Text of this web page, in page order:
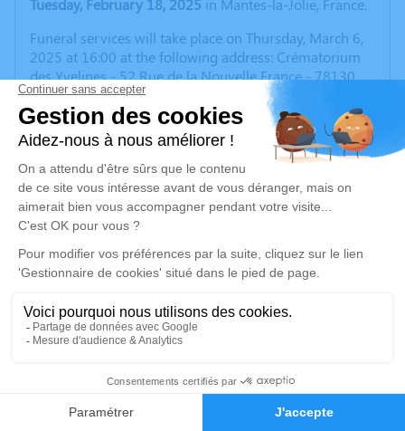
Faire-part Hommages
Tuesday, February 18, 2025 in Mantes-la-Jolie, France.
Funeral services will take place on Thursday, March 6,
2025 at 16:00 at the following address: Crématorium
des Yvelines - 52 Rue de la Nouvelle France - 78130
Les Mureaux, France.
This private space is intended to collect your
condolences or the memory of a past moment.
___________________________________________
Chère famille, chers amis,
C'est avec une grande tristesse que nous vous
annonçons le décèsd'Hans Naumann survenu
à Mantes-la-Jolie. La cérémonie se
déroulera le jeudi 6 mars 2025 à 16h00 à l'adresse
suivante : Crématorium des Yvelines - 52 Rue de la
Nouvelle France - 78130 Les Mureaux.
Cet espace privé est destiné à recueillir vos
condoléances ou le souvenir d’un moment passé.